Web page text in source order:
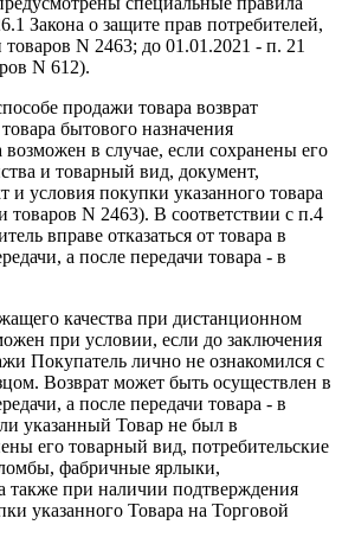
Закона о защите прав потребителей,
N 2463; до 01.01.2021 - п. 21
N 612).
продажи товара возврат
бытового назначения
возможен в случае, если сохранены его
и товарный вид, документ,
условия покупки указанного товара
N 2463). В соответствии с п.4
вправе отказаться от товара в
а после передачи товара - в
качества при дистанционном
при условии, если до заключения
Покупатель лично не ознакомился с
Возврат может быть осуществлен в
а после передачи товара - в
указанный Товар не был в
его товарный вид, потребительские
фабричные ярлыки,
также при наличии подтверждения
указанного Товара на Торговой